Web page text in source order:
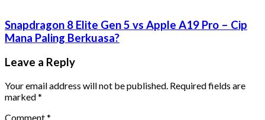
Snapdragon 8 Elite Gen 5 vs Apple A19 Pro – Cip
Mana Paling Berkuasa?
Leave a Reply
Your email address will not be published. Required fields are
marked*
Comment*